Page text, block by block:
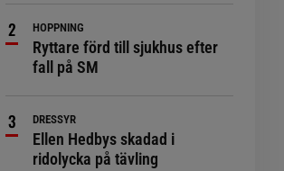
HOPPNING
Ryttare förd till sjukhus efter
fall på SM
DRESSYR
Ellen Hedbys skadad i
ridolycka på tävling